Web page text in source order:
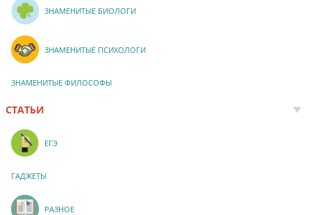
ЗНАМЕНИТЫЕ БИОЛОГИ
ЗНАМЕНИТЫЕ ПСИХОЛОГИ
ЗНАМЕНИТЫЕ ФИЛОСОФЫ
СТАТЬИ
ЕГЭ
ГАДЖЕТЫ
РАЗНОЕ